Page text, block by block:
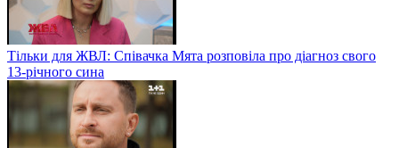
Тільки для ЖВЛ: Співачка Мята розповіла про діагноз свого
13-річного сина